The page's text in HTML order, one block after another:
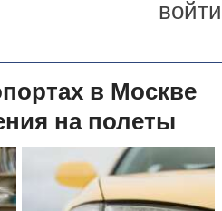
войти
в Москве
на полеты